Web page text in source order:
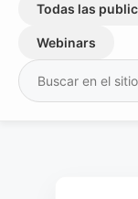
Todas las
Webinars
Buscar: